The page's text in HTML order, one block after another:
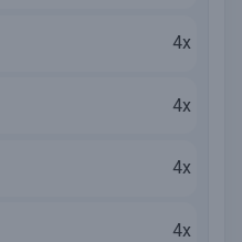
4x
4x
4x
4x